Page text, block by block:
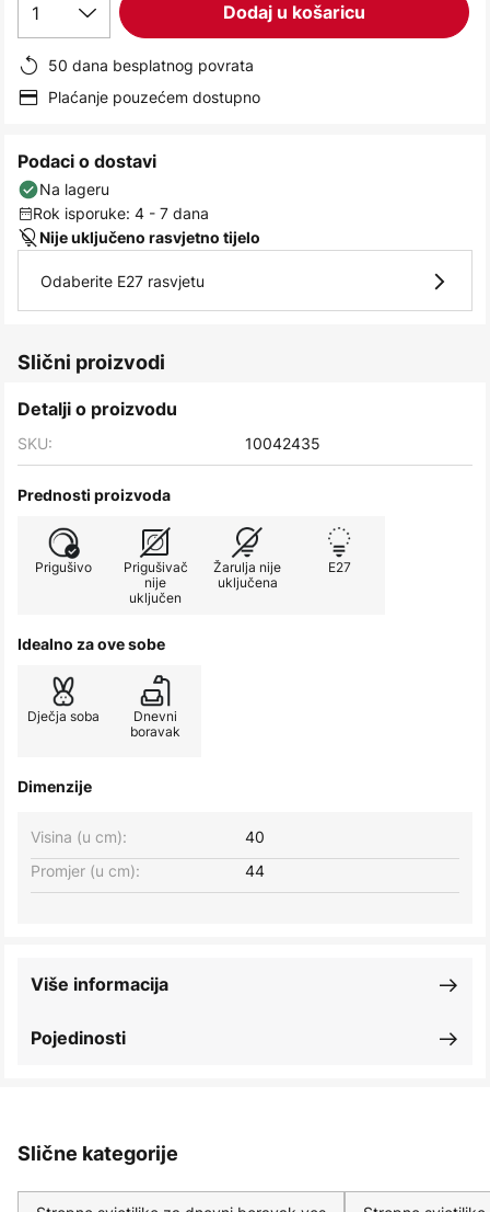
1 Dodaj u košaricu
50 dana besplatnog povrata
Plaćanje pouzećem dostupno
Podaci o dostavi
Na lageru
Rok isporuke: 4 - 7 dana
Nije uključeno rasvjetno tijelo
Odaberite E27 rasvjetu
Slični proizvodi
Detalji o proizvodu
SKU: 10042435
Prednosti proizvoda
Prigušivo
Prigušivač
nije
uključen
Žarulja nije
uključena
E27
Idealno za ove sobe
Dječja soba
Dnevni
boravak
Dimenzije
Visina (u cm):
40
Promjer (u cm):
44
Pojedinosti
Više informacija
Slične kategorije